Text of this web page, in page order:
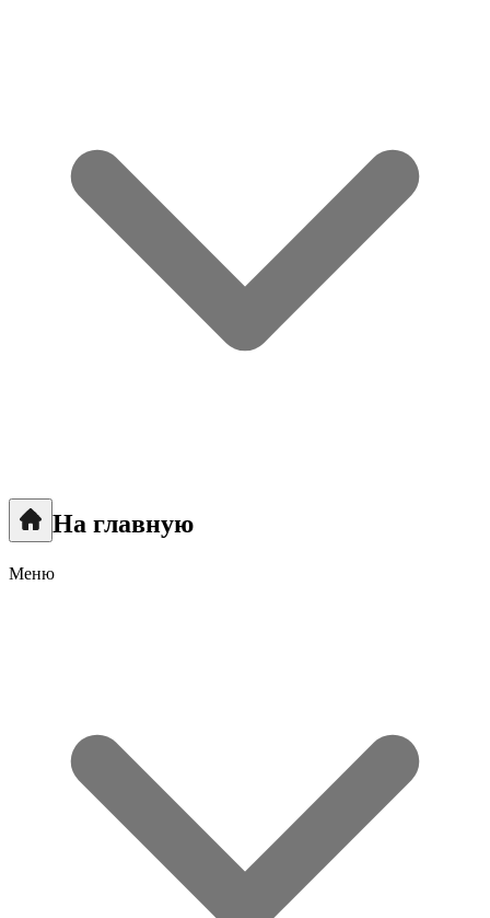
На главную
Меню